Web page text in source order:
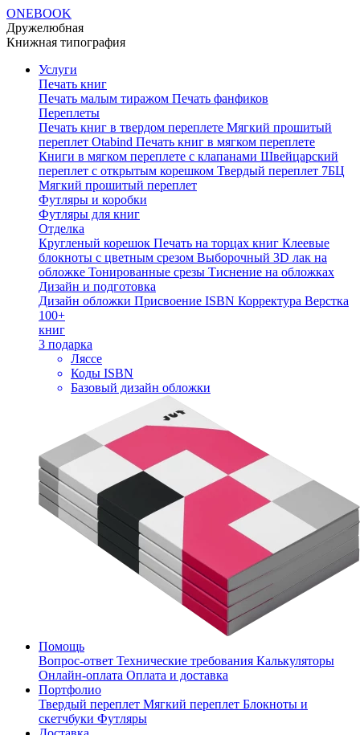
ONEBOOK
Дружелюбная
Книжная типография
Услуги
Печать книг
Печать малым тиражом Печать фанфиков
Переплеты
Печать книг в твердом переплете Мягкий прошитый
переплет Otabind Печать книг в мягком переплете
Книги в мягком переплете с клапанами Швейцарский
переплет с открытым корешком Твердый переплет 7БЦ
Мягкий прошитый переплет
Футляры и коробки
Футляры для книг
Отделка
Кругленый корешок Печать на торцах книг Клеевые
блокноты с цветным срезом Выборочный 3D лак на
обложке Тонированные срезы Тиснение на обложках
Дизайн и подготовка
Дизайн обложки Присвоение ISBN Корректура Верстка
100+
книг
3 подарка
Ляссе
Коды ISBN
Базовый дизайн обложки
Помощь
Вопрос-ответ Технические требования Калькуляторы
Онлайн-оплата Оплата и доставка
Портфолио
Твердый переплет Мягкий переплет Блокноты и
скетчбуки Футляры